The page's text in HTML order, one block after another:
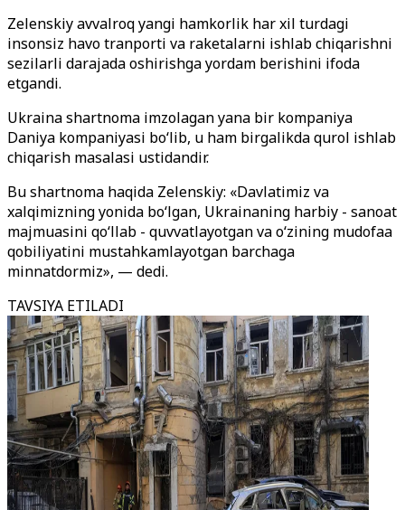
Zelenskiy avvalroq yangi hamkorlik har xil turdagi
insonsiz havo tranporti va raketalarni ishlab chiqarishni
sezilarli darajada oshirishga yordam berishini ifoda
etgandi.
Ukraina shartnoma imzolagan yana bir kompaniya
Daniya kompaniyasi bo‘lib, u ham birgalikda qurol ishlab
chiqarish masalasi ustidandir.
Bu shartnoma haqida Zelenskiy: «Davlatimiz va
xalqimizning yonida bo‘lgan, Ukrainaning harbiy - sanoat
majmuasini qo‘llab - quvvatlayotgan va o‘zining mudofaa
qobiliyatini mustahkamlayotgan barchaga
minnatdormiz», — dedi.
TAVSIYA ETILADI